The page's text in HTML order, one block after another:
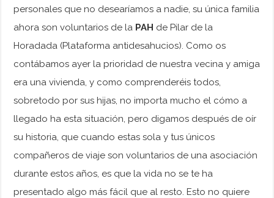
personales que no desearíamos a nadie, su única familia
ahora son voluntarios de la PAH de Pilar de la
Horadada (Plataforma antidesahucios). Como os
contábamos ayer la prioridad de nuestra vecina y amiga
era una vivienda, y como comprenderéis todos,
sobretodo por sus hijas, no importa mucho el cómo a
llegado ha esta situación, pero digamos después de oír
su historia, que cuando estas sola y tus únicos
compañeros de viaje son voluntarios de una asociación
durante estos años, es que la vida no se te ha
presentado algo más fácil que al resto. Esto no quiere